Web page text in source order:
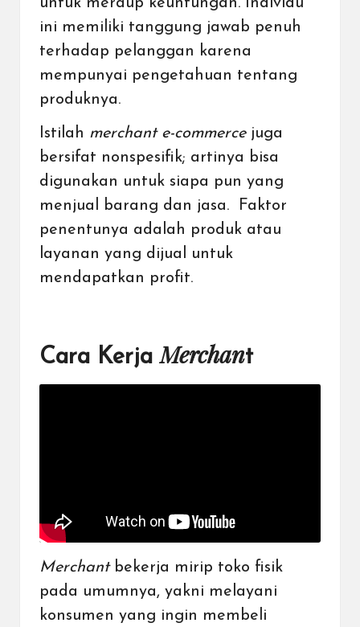
ini memiliki tanggung jawab penuh
terhadap pelanggan karena
mempunyai pengetahuan tentang
produknya.
Istilah merchant e-commercejuga
bersifat nonspesifik; artinya bisa
digunakan untuk siapa pun yang
menjual barang dan jasa. Faktor
penentunya adalah produk atau
layanan yang dijual untuk
mendapatkan profit.
Cara KerjaMerchant
Merchantbekerja mirip toko fisik
pada umumnya, yakni melayani
konsumen yang ingin membeli